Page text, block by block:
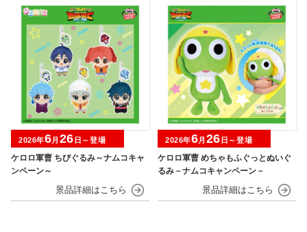
ケロロ軍曹 ちびぐるみ～ナムコキャ
ンペーン～
2026年6月 26 日～登場
ケロロ軍曹 めちゃもふぐっとぬいぐ
るみ－ナムコキャンペーン－
2026年6月 26 日～登場